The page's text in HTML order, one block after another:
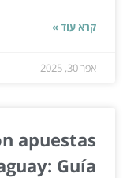
קרא עוד »
אפר 30, 2025
apuestas
Guía